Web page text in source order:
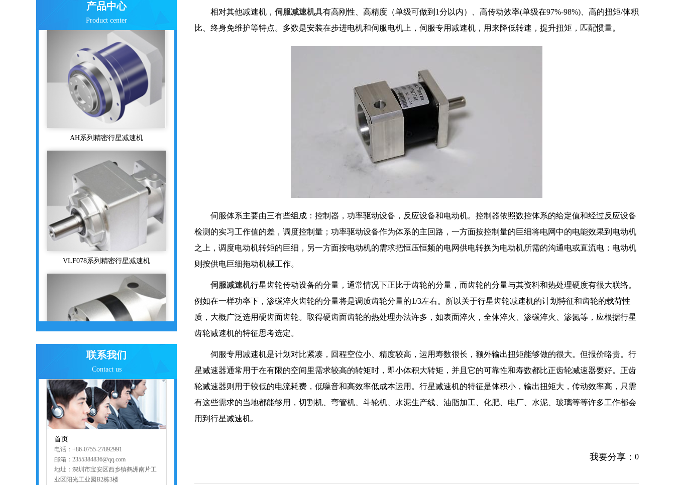
产品中心
Product center
AH系列精密行星减速机
VLF078系列精密行星减速机
PLE系列精密行星减速机
联系我们
Contact us
首页
电话：+86-0755-27892991
邮箱：2355384836@qq.com
地址：深圳市宝安区西乡镇鹤洲南片工
业区阳光工业园B2栋3楼
相对其他减速机， 伺服减速机具有高刚性、高精度（单级可做到1分以内）、高传动效率(单级在97%-98%)、高的扭矩/体积
比、终身免维护等特点。多数是安装在步进电机和伺服电机上，伺服专用减速机，用来降低转速，提升扭矩，匹配惯量。
伺服体系主要由三有些组成：控制器，功率驱动设备，反应设备和电动机。控制器依照数控体系的给定值和经过反应设备
检测的实习工作值的差，调度控制量；功率驱动设备作为体系的主回路，一方面按控制量的巨细将电网中的电能效果到电动机
之上，调度电动机转矩的巨细，另一方面按电动机的需求把恒压恒频的电网供电转换为电动机所需的沟通电或直流电；电动机
则按供电巨细拖动机械工作。
伺服减速机行星齿轮传动设备的分量，通常情况下正比于齿轮的分量，而齿轮的分量与其资料和热处理硬度有很大联络。
例如在一样功率下，渗碳淬火齿轮的分量将是调质齿轮分量的1/3左右。所以关于行星齿轮减速机的计划特征和齿轮的载荷性
质，大概广泛选用硬齿面齿轮。取得硬齿面齿轮的热处理办法许多，如表面淬火，全体淬火、渗碳淬火、渗氮等，应根据行星
齿轮减速机的特征思考选定。
伺服专用减速机是计划对比紧凑，回程空位小、精度较高，运用寿数很长，额外输出扭矩能够做的很大。但报价略贵。行
星减速器通常用于在有限的空间里需求较高的转矩时，即小体积大转矩，并且它的可靠性和寿数都比正齿轮减速器要好。正齿
轮减速器则用于较低的电流耗费，低噪音和高效率低成本运用。行星减速机的特征是体积小，输出扭矩大，传动效率高，只需
有这些需求的当地都能够用，切割机、弯管机、斗轮机、水泥生产线、油脂加工、化肥、电厂、水泥、玻璃等等许多工作都会
用到行星减速机。
0
我要分享：